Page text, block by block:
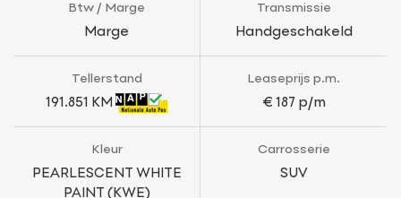
Btw / Marge
Marge
Transmissie
Handgeschakeld
Tellerstand
191.851 KM
Leaseprijs p.m.
€ 187 p/m
Kleur
PEARLESCENT WHITE
PAINT (KWE)
Carrosserie
SUV